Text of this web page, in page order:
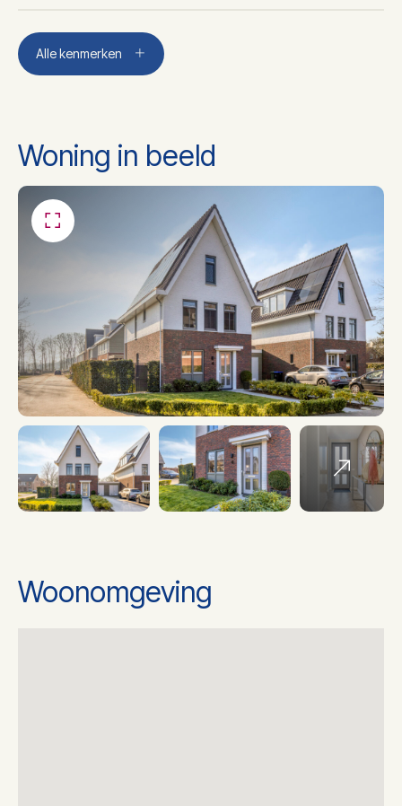
Aantal kamers
Badkamer voorzieningen
Ligbad, toilet,
wastafelmeubel,
inloopdouche
Isolatie
Dakisolatie, muurisolatie,
vloerisolatie, hr glas
Soort Verwarming
Vloerverwarming
gedeeltelijk, warmtepomp
168 m
Alle kenmerken
Woning in beeld
Woonomgeving